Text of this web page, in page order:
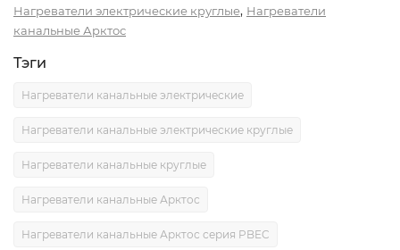
Нагреватели электрические круглые, Нагреватели
канальные Арктос
Тэги
Нагреватели канальные электрические
Нагреватели канальные электрические круглые
Нагреватели канальные круглые
Нагреватели канальные Арктос
Нагреватели канальные Арктос серия PBEC